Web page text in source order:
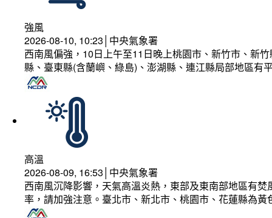
強風
2026-08-10, 10:23│中央氣象署
西南風偏強，10日上午至11日晚上桃園市、新竹市、新
縣、臺東縣(含蘭嶼、綠島)、澎湖縣、連江縣局部地區
高溫
2026-08-09, 16:53│中央氣象署
西南風沉降影響，天氣高溫炎熱，東部及東南部地區有
率，請加強注意。臺北市、新北市、桃園市、花蓮縣為